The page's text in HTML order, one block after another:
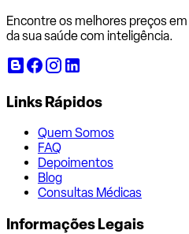
Encontre os melhores preços
da sua saúde com inteligência.
Links Rápidos
Quem Somos
FAQ
Depoimentos
Blog
Consultas Médicas
Informações Legais